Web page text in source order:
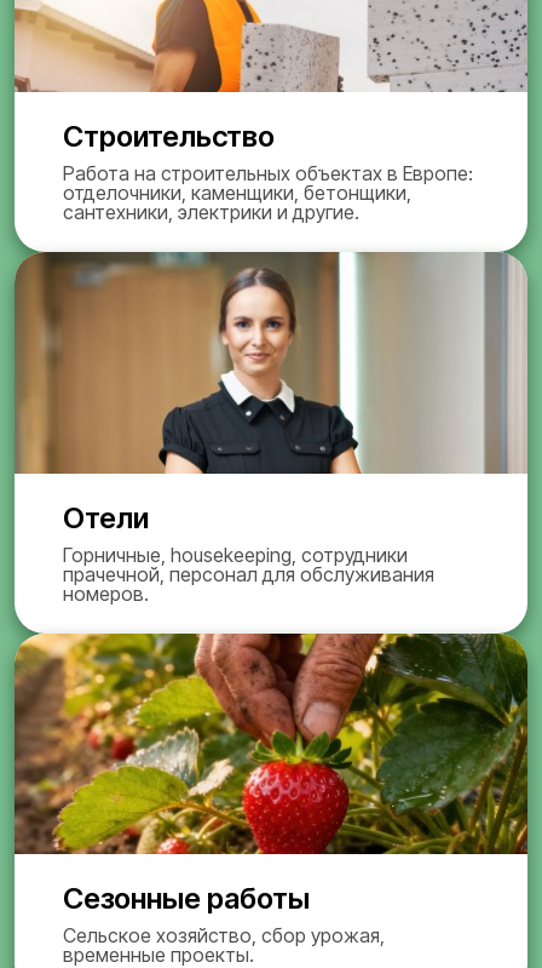
Строительство
Работа на строительных объектах в Европе:
отделочники, каменщики, бетонщики,
сантехники, электрики и другие.
Отели
Горничные, housekeeping, сотрудники
прачечной, персонал для обслуживания
номеров.
Сезонные работы
Сельское хозяйство, сбор урожая,
временные проекты.